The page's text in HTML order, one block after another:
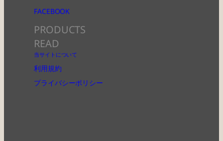
FACEBOOK
PRODUCTS
READ
当サイトについて
利用規約
プライバシーポリシー